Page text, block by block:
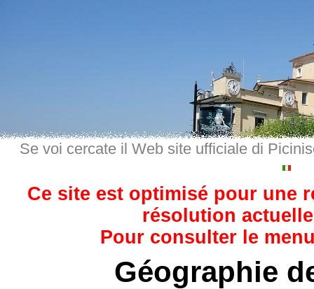
Se voi cercate il Web site ufficiale di
Ce site est optimisé pour une
résolution
Pour consulter le
Géographie